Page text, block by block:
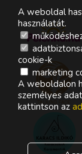
A weboldal
használatát.
cookie-k
marketing
A weboldalon
személyes
kattintson az